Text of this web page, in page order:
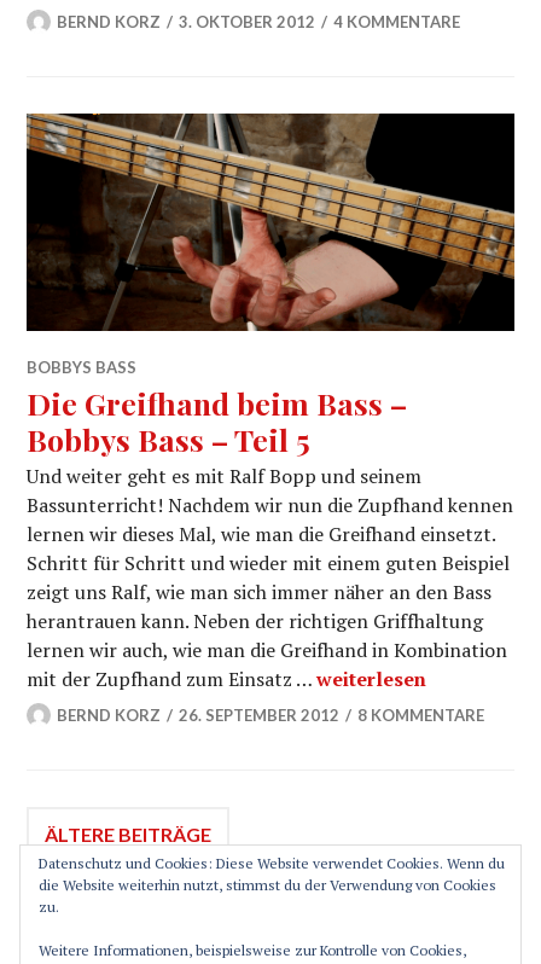
BERND KORZ 3. OKTOBER 2012 4 KOMMENTARE
BOBBYS BASS
Die Greifhand beim Bass –
Bobbys Bass – Teil 5
Und weiter geht es mit Ralf Bopp und seinem
Bassunterricht! Nachdem wir nun die Zupfhand kennen
lernen wir dieses Mal, wie man die Greifhand einsetzt.
Schritt für Schritt und wieder mit einem guten Beispiel
zeigt uns Ralf, wie man sich immer näher an den Bass
herantrauen kann. Neben der richtigen Griffhaltung
lernen wir auch, wie man die Greifhand in Kombination
mit der Zupfhand zum Einsatz …Die Greifhand beim
weiterlesen
BERND KORZ 26. SEPTEMBER 2012 8 KOMMENTARE
Beitragsnavigation
ÄLTERE BEITRÄGE
Datenschutz und Cookies: Diese Website verwendet Cookies. Wenn du
die Website weiterhin nutzt, stimmst du der Verwendung von Cookies
zu.
Weitere Informationen, beispielsweise zur Kontrolle von Cookies,